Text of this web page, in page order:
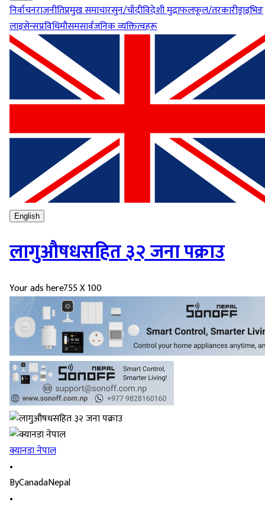
निर्वाचनराजनीतिप्रमुख समाचारसुन/चाँदीविदेशी मुद्राफलफूल/तरकारीड्राइभिङ
लाइसेन्सप्रविधिमौसमसार्वजनिक व्यक्तित्वहरू
English
लागुऔषधसहित ३२ जना पक्राउ
Your ads here755 X 100
क्यानडा नेपाल
•
ByCanadaNepal
•